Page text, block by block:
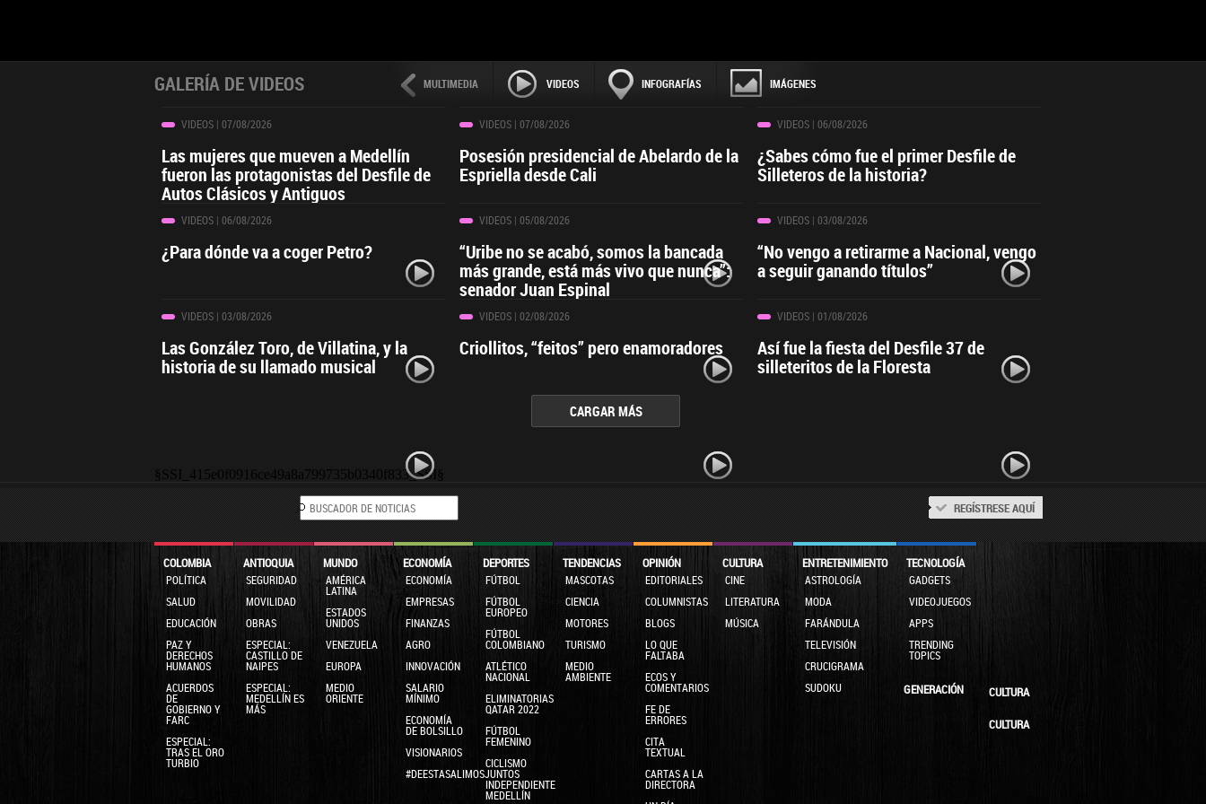
MULTIMEDIA VIDEOS INFOGRAFÍAS IMÁGENES
GALERÍA DE VIDEOS
VIDEOS| 07/08/2026
Las mujeres que mueven a Medellín
fueron las protagonistas del Desfile de
Autos Clásicos y Antiguos
VIDEOS| 07/08/2026
Posesión presidencial de Abelardo de la
Espriella desde Cali
VIDEOS| 06/08/2026
¿Sabes cómo fue el primer Desfile de
Silleteros de la historia?
VIDEOS| 06/08/2026
¿Para dónde va a coger Petro?
VIDEOS| 05/08/2026
“Uribe no se acabó, somos la bancada
más grande, está más vivo que nunca”:
senador Juan Espinal
VIDEOS| 03/08/2026
“No vengo a retirarme a Nacional, vengo
a seguir ganando títulos”
VIDEOS| 03/08/2026
Las González Toro, de Villatina, y la
historia de su llamado musical
VIDEOS| 02/08/2026
Criollitos, “feitos” pero enamoradores
VIDEOS| 01/08/2026
Así fue la fiesta del Desfile 37 de
silleteritos de la Floresta
CARGAR MÁS
§SSI_415e0f0916ce49a8a799735b0340f833_SSI§
REGÍSTRESE AQUÍ
COLOMBIA
POLÍTICA
SALUD
EDUCACIÓN
PAZ Y
DERECHOS
HUMANOS
ACUERDOS
DE
GOBIERNO Y
FARC
ESPECIAL:
TRAS EL ORO
TURBIO
ANTIOQUIA
SEGURIDAD
MOVILIDAD
OBRAS
ESPECIAL:
CASTILLO DE
NAIPES
ESPECIAL:
MEDELLÍN ES
MÁS
MUNDO
AMÉRICA
LATINA
ESTADOS
UNIDOS
VENEZUELA
EUROPA
MEDIO
ORIENTE
ECONOMÍA
ECONOMÍA
EMPRESAS
FINANZAS
AGRO
INNOVACIÓN
SALARIO
MÍNIMO
ECONOMÍA
DE BOLSILLO
VISIONARIOS
#DEESTASALIMOSJUNTOS
DEPORTES
FÚTBOL
FÚTBOL
EUROPEO
FÚTBOL
COLOMBIANO
ATLÉTICO
NACIONAL
ELIMINATORIAS
QATAR 2022
FÚTBOL
FEMENINO
CICLISMO
INDEPENDIENTE
MEDELLÍN
TENDENCIAS
MASCOTAS
CIENCIA
MOTORES
TURISMO
MEDIO
AMBIENTE
OPINIÓN
EDITORIALES
COLUMNISTAS
BLOGS
LO QUE
FALTABA
ECOS Y
COMENTARIOS
FE DE
ERRORES
CITA
TEXTUAL
CARTAS A LA
DIRECTORA
CULTURA
CINE
LITERATURA
MÚSICA
ENTRETENIMIENTO
ASTROLOGÍA
MODA
FARÁNDULA
TELEVISIÓN
CRUCIGRAMA
SUDOKU
TECNOLOGÍA
GADGETS
VIDEOJUEGOS
APPS
TRENDING
TOPICS
GENERACIÓN
CULTURA
CULTURA